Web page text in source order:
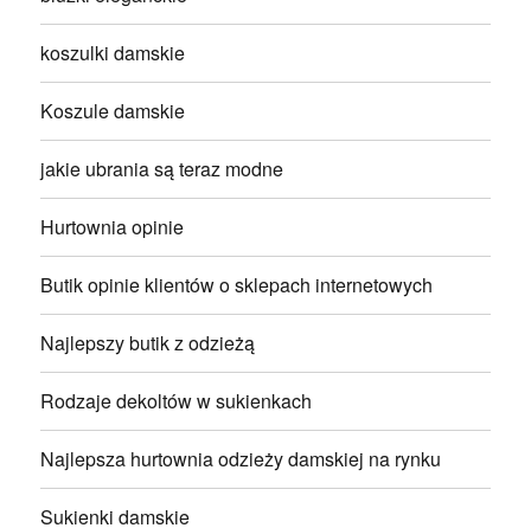
koszulki damskie
Koszule damskie
jakie ubrania są teraz modne
Hurtownia opinie
Butik opinie klientów o sklepach internetowych
Najlepszy butik z odzieżą
Rodzaje dekoltów w sukienkach
Najlepsza hurtownia odzieży damskiej na rynku
Sukienki damskie